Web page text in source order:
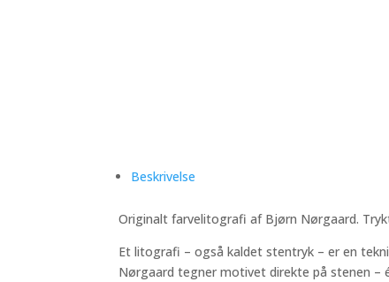
Beskrivelse
Originalt farvelitografi af Bjørn Nørgaard.
Et litografi – også kaldet stentryk – er en
Nørgaard tegner motivet direkte på stenen –